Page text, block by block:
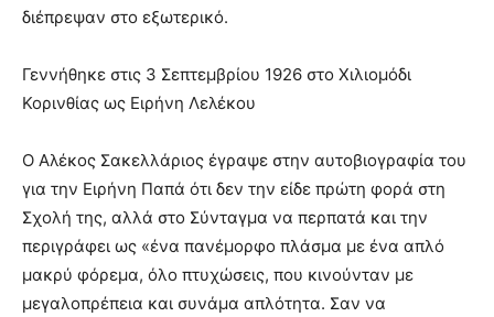
hot
show.desi
xxx
teaches
you
the
meaning
of
pain.
pornhun
διέπρεψαν στο εξωτερικό.
Γεννήθηκε στις 3 Σεπτεμβρίου 1926 στο Χιλιομόδι
Κορινθίας ως Ειρήνη Λελέκου
Ο Αλέκος Σακελλάριος έγραψε στην αυτοβιογραφία του
για την Ειρήνη Παπά ότι δεν την είδε πρώτη φορά στη
Σχολή της, αλλά στο Σύνταγμα να περπατά και την
περιγράφει ως «ένα πανέμορφο πλάσμα με ένα απλό
μακρύ φόρεμα, όλο πτυχώσεις, που κινούνταν με
μεγαλοπρέπεια και συνάμα απλότητα. Σαν να